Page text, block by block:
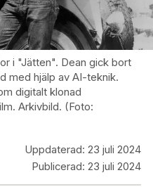
i "Jätten". Dean gick bort
med hjälp av AI-teknik.
digitalt klonad
Arkivbild. (Foto:
Uppdaterad: 23 juli 2024
Publicerad: 23 juli 2024